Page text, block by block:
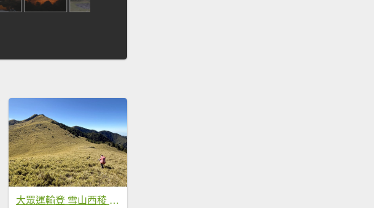
大眾運輸登 雪山西稜 (中雪山未竟) 2025/12/3~9